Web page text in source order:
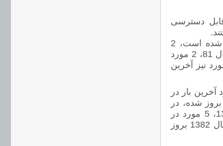
قابل دسترسی
در سر فصل شاخص های قیمت جمعا 59 عنوان آمار قراره داده شده است، 2
مورد آخرین بار در سال 1384، 1 مورد در سال 80، یک مورد در سال 81، 2 مورد
24 مورد در سال 1385، 22 مورد در سال 1386 و 6 مورد نیز آخرین
صنعت آخرین بار در سال 1385 و 20 مورد آخرین بار در
بروز شدند. 1 مورد اماری که آخرین بار در سال 1386 بروز شده، در
واقع بروز ترین آمار بخش کشاورزی است. 14 مورد در سال 1385، 5 مورد در
سال 1384، 2 مورد در سال 1383 و 122 مورد نیز آخرین بار در سال 1382 بروز